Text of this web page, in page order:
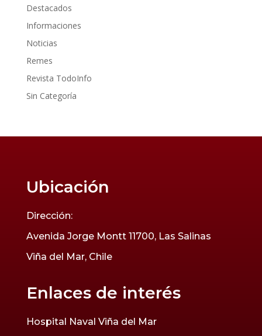
Destacados
Informaciones
Noticias
Remes
Revista TodoInfo
Sin Categoría
Ubicación
Dirección:
Avenida Jorge Montt 11700, Las Salinas
Viña del Mar, Chile
Enlaces de interés
Hospital Naval Viña del Mar